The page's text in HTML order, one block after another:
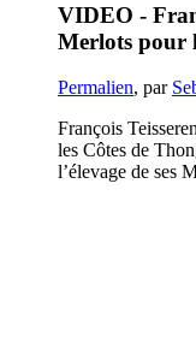
VIDEO -
Merlots pour
Permalien, par
François
les Côtes de
l’élevage de ses